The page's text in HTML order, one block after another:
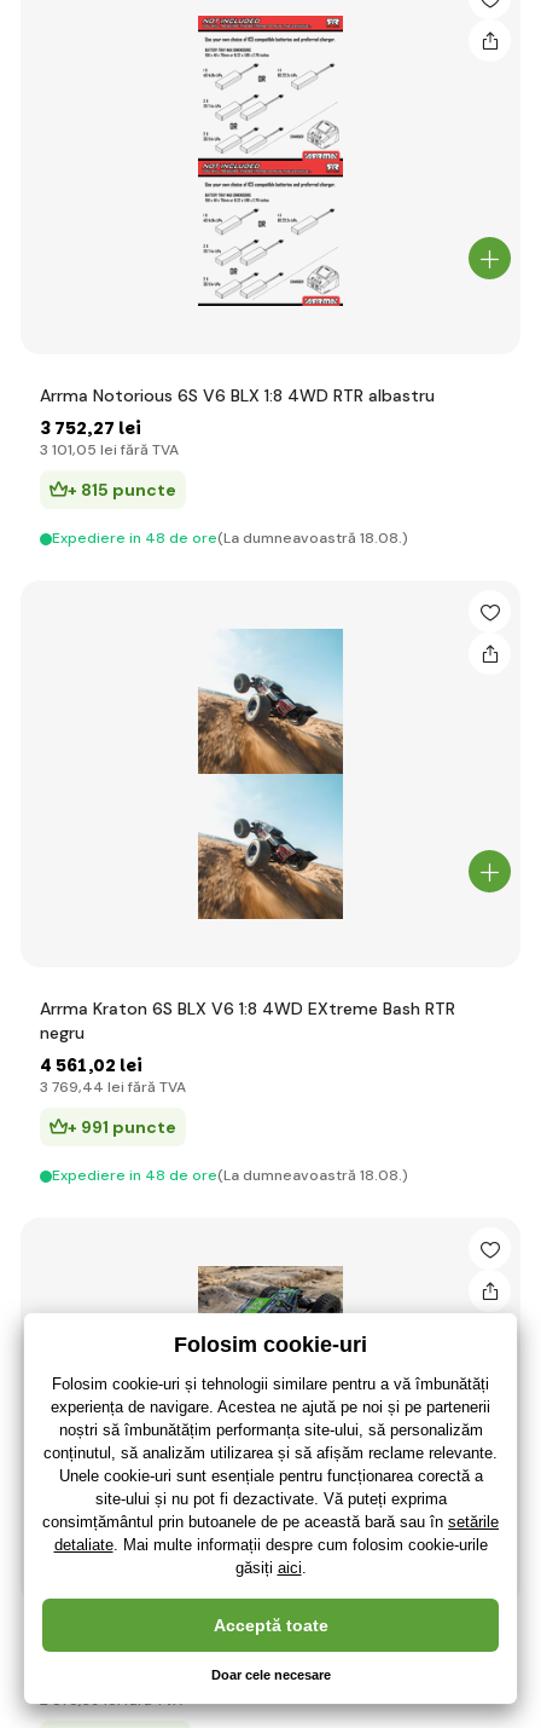
Arrma Notorious 6S V6 BLX 1:8 4WD RTR albastru
3 752,27 lei
3 101,05 lei fără TVA
+ 815 puncte
Expediere in 48 de ore(La dumneavoastră 18.08.)
Arrma Kraton 6S BLX V6 1:8 4WD EXtreme Bash RTR
negru
4 561,02 lei
3 769,44 lei fără TVA
+ 991 puncte
Expediere in 48 de ore(La dumneavoastră 18.08.)
Axial AXP8 Gilamon 2.2 1:8 4WD RTR verde
2 878,39 leifără TVA